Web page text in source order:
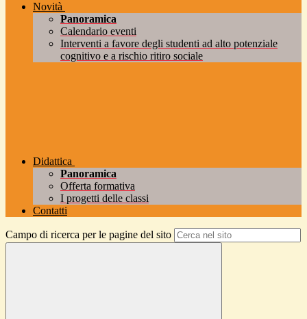
Novità
Panoramica
Calendario eventi
Interventi a favore degli studenti ad alto potenziale
cognitivo e a rischio ritiro sociale
Didattica
Panoramica
Offerta formativa
I progetti delle classi
Contatti
Campo di ricerca per le pagine del sito